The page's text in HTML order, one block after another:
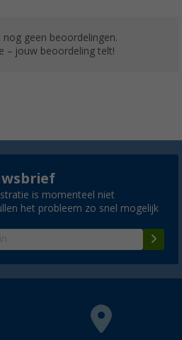
geen beoordelingen.
– jouw beoordeling telt!
is momenteel niet
het probleem zo snel mogelijk